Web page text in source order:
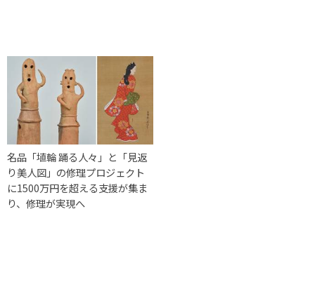
名品「埴輪 踊る人々」と「見返
り美人図」の修理プロジェクト
に1500万円を超える支援が集ま
り、修理が実現へ